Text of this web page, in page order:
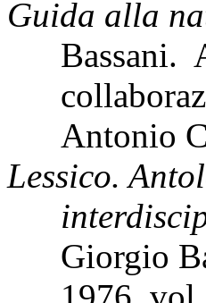
Guida alla
Bassani.
Antonio
Lessico.
Giorgio